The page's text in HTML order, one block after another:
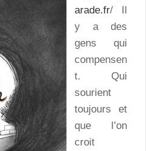
arade.fr/ Il
y a des
gens qui
compensen
t. Qui
sourient
toujours et
que l’on
croit